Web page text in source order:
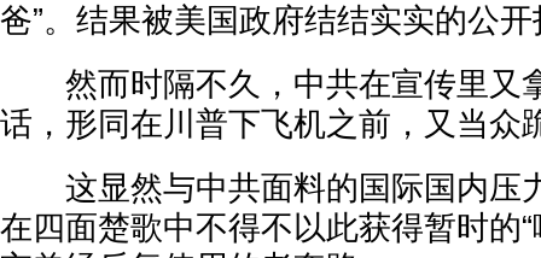
爸”。结果被美国政府结结实实的公
然而时隔不久，中共在宣传里又
话，形同在川普下飞机之前，又当众
这显然与中共面料的国际国内压
在四面楚歌中不得不以此获得暂时的